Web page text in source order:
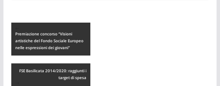
Premiazione concorso “Visioni
artistiche del Fondo Sociale Europeo
nelle espressioni dei giovani”
FSE Basilicata 2014/2020: raggiunti i
target di spesa